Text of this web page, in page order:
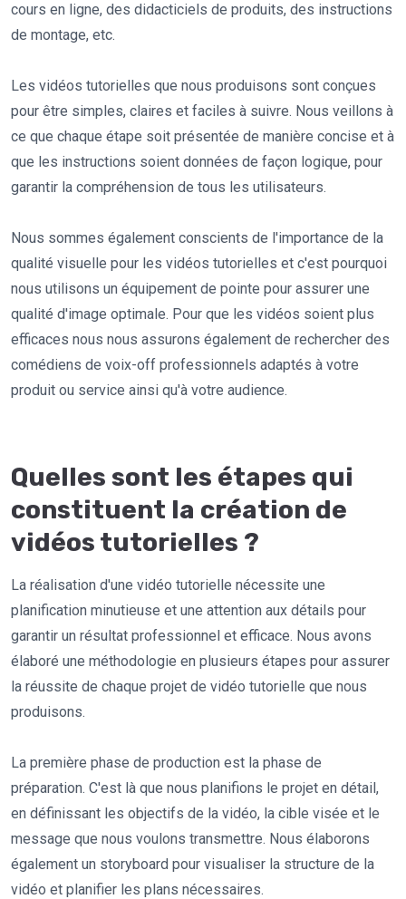
cours en ligne, des didacticiels de produits, des instructions
de montage, etc.
Les vidéos tutorielles que nous produisons sont conçues
pour être simples, claires et faciles à suivre. Nous veillons à
ce que chaque étape soit présentée de manière concise et à
que les instructions soient données de façon logique, pour
garantir la compréhension de tous les utilisateurs.
Nous sommes également conscients de l'importance de la
qualité visuelle pour les vidéos tutorielles et c'est pourquoi
nous utilisons un équipement de pointe pour assurer une
qualité d'image optimale. Pour que les vidéos soient plus
efficaces nous nous assurons également de rechercher des
comédiens de voix-off professionnels adaptés à votre
produit ou service ainsi qu'à votre audience.
Quelles sont les étapes qui
constituent la création de
vidéos tutorielles ?
La réalisation d'une vidéo tutorielle nécessite une
planification minutieuse et une attention aux détails pour
garantir un résultat professionnel et efficace. Nous avons
élaboré une méthodologie en plusieurs étapes pour assurer
la réussite de chaque projet de vidéo tutorielle que nous
produisons.
La première phase de production est la phase de
préparation. C'est là que nous planifions le projet en détail,
en définissant les objectifs de la vidéo, la cible visée et le
message que nous voulons transmettre. Nous élaborons
également un storyboard pour visualiser la structure de la
vidéo et planifier les plans nécessaires.